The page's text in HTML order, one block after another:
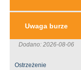
Uwaga burze
Dodano: 2026-08-06
Ostrzeżenie